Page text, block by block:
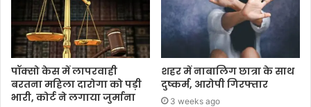
पॉक्सो केस में लापरवाही
बरतना महिला दारोगा को पड़ी
भारी, कोर्ट ने लगाया जुर्माना
शहर में नाबालिग छात्रा के साथ
दुष्कर्म, आरोपी गिरफ्तार
3 weeks ago